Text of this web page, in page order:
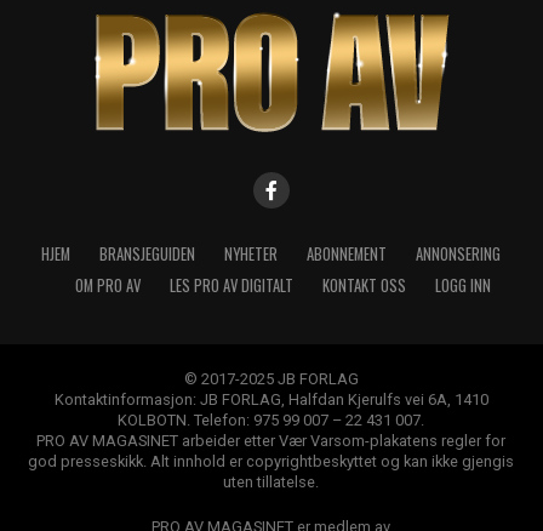
HJEM BRANSJEGUIDEN NYHETER ABONNEMENT
ANNONSERING
OM PRO AV
LES PRO AV DIGITALT KONTAKT OSS LOGG INN
© 2017-2025 JB FORLAG
Kontaktinformasjon: JB FORLAG, Halfdan Kjerulfs vei 6A, 1410
KOLBOTN. Telefon: 975 99 007 – 22 431 007.
PRO AV MAGASINET arbeider etter Vær Varsom-plakatens regler for
god presseskikk. Alt innhold er copyrightbeskyttet og kan ikke gjengis
uten tillatelse.
PRO AV MAGASINET er medlem av